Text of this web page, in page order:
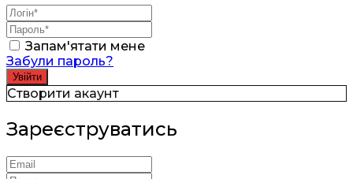
Запам'ятати мене
Забули пароль?
Створити акаунт
Зареєструватись